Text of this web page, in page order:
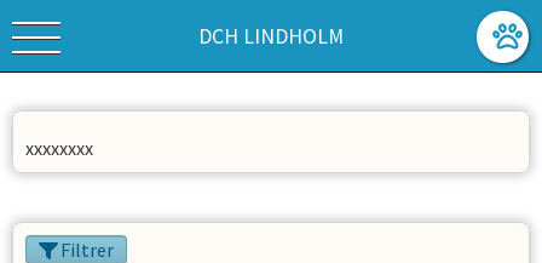
DCH LINDHOLM
xxxxxxxx
Filtrer